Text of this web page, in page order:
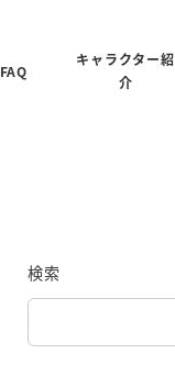
FAQ
キャラクター紹
介
検索